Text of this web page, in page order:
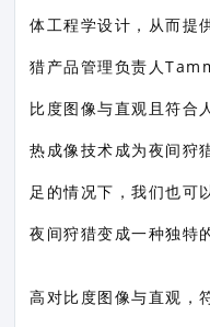
体工程学设计，从而提
猎产品管理负责人
比度图像与直观且符合
热成像技术成为夜间狩
足的情况下，我们也可
夜间狩猎变成一种独特
高对比度图像与直观，